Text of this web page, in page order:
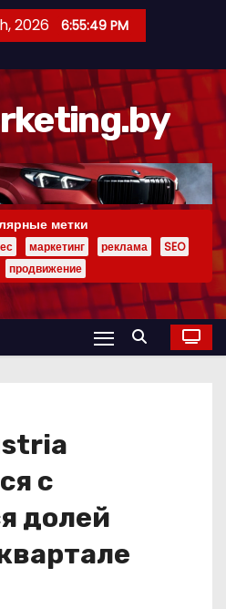
2026 6:55:50 PM
метки
маркетинг реклама
SEO
продвижение
с
долей